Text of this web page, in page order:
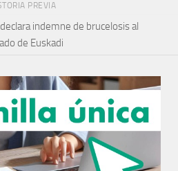
PREVIA
indemne de brucelosis al
de Euskadi